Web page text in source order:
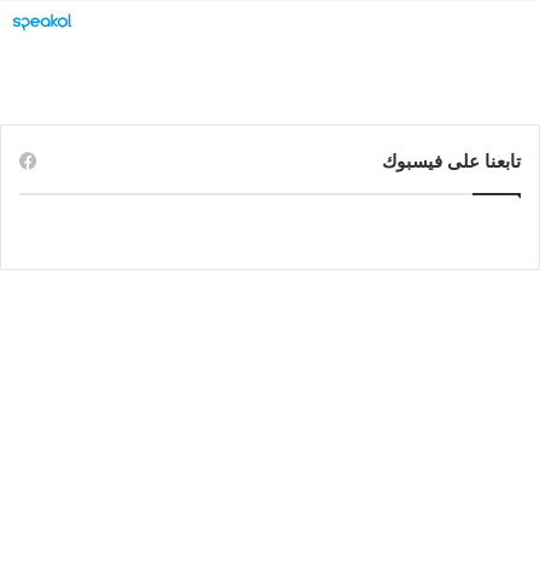
تابعنا على فيسبوك